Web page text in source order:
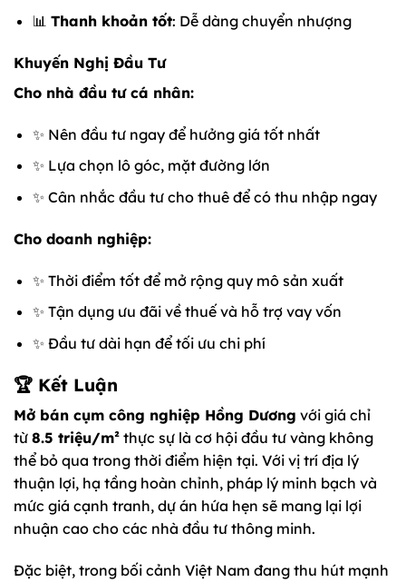
📊 Thanh khoản tốt: Dễ dàng chuyển nhượng
Khuyến Nghị Đầu Tư
Cho nhà đầu tư cá nhân:
✨ Nên đầu tư ngay để hưởng giá tốt nhất
✨ Lựa chọn lô góc, mặt đường lớn
✨ Cân nhắc đầu tư cho thuê để có thu nhập ngay
Cho doanh nghiệp:
✨ Thời điểm tốt để mở rộng quy mô sản xuất
✨ Tận dụng ưu đãi về thuế và hỗ trợ vay vốn
✨ Đầu tư dài hạn để tối ưu chi phí
🏆 Kết Luận
Mở bán cụm công nghiệp Hồng Dương với giá chỉ
từ 8.5 triệu/m² thực sự là cơ hội đầu tư vàng không
thể bỏ qua trong thời điểm hiện tại. Với vị trí địa lý
thuận lợi, hạ tầng hoàn chỉnh, pháp lý minh bạch và
mức giá cạnh tranh, dự án hứa hẹn sẽ mang lại lợi
nhuận cao cho các nhà đầu tư thông minh.
Đặc biệt, trong bối cảnh Việt Nam đang thu hút mạnh